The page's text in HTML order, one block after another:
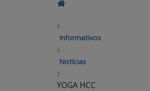
Informativos
Notícias
YOGA HCC